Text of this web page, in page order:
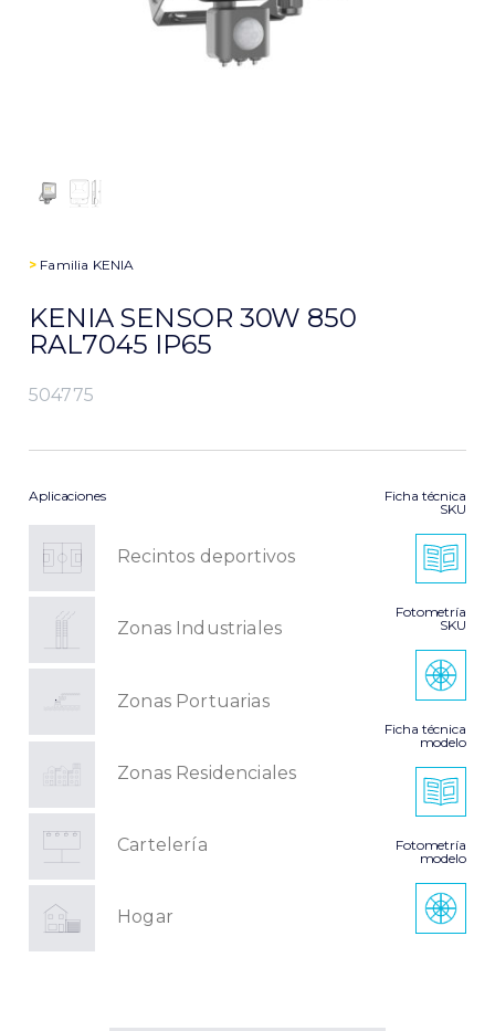
> Familia KENIA
KENIA SENSOR 30W 850
RAL7045 IP65
504775
Aplicaciones
Recintos deportivos
Zonas Industriales
Zonas Portuarias
Zonas Residenciales
Cartelería
Hogar
Ficha técnica
SKU
Fotometría
SKU
Ficha técnica
modelo
Fotometría
modelo